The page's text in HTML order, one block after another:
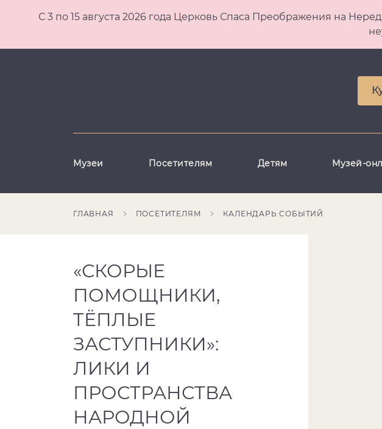
С 3 по 15 августа 2026 года Церковь Спаса Преображения на
Музеи Посетителям Детям Музей-
ГЛАВНАЯ ПОСЕТИТЕЛЯМ КАЛЕНДАРЬ СОБЫТИЙ
«СКОРЫЕ
ПОМОЩНИКИ,
ТЁПЛЫЕ
ЗАСТУПНИКИ»:
ЛИКИ И
ПРОСТРАНСТВА
НАРОДНОЙ